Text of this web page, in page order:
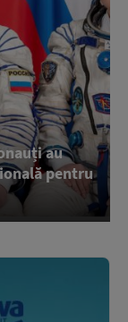
au
pentru